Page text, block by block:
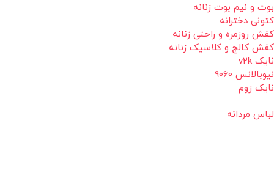
بوت و نیم بوت زنانه
کتونی دخترانه
کفش روزمره و راحتی زنانه
کفش کالج و کلاسیک زنانه
نایک v2k
نیوبالانس 9060
نایک زوم
لباس مردانه